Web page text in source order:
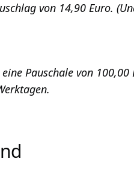
von 14,90 Euro.
Pauschale von